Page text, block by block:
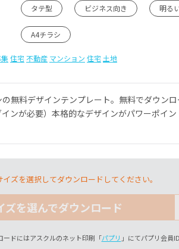
タテ型 ビジネス向き 明る
A4チラシ
住宅 不動産 マンション 住宅 土地
無料デザインテンプレート。無料でダウン
ンが必要）本格的なデザインがパワーポイン
イズを選択してダウンロードしてください。
ズを選んでダウンロード
ードにはアスクルのネット印刷「パプリ 」にてパプリ会員